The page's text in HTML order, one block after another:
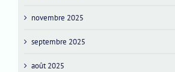
novembre 2025
septembre 2025
août 2025